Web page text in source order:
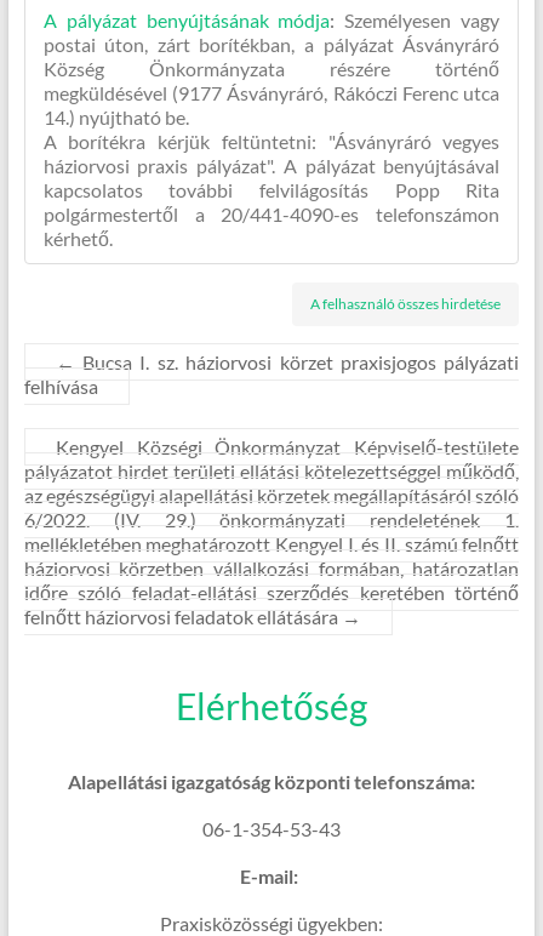
A pályázat benyújtásának módja:Személyesen vagy
postai úton, zárt borítékban, a pályázat Ásványráró
Község Önkormányzata részére történő
megküldésével (9177 Ásványráró, Rákóczi Ferenc utca
14.) nyújtható be.
A borítékra kérjük feltüntetni: "Ásványráró vegyes
háziorvosi praxis pályázat". A pályázat benyújtásával
kapcsolatos további felvilágosítás Popp Rita
polgármestertől a 20/441-4090-es telefonszámon
kérhető.
A felhasználó összes hirdetése
← Bucsa I. sz. háziorvosi körzet praxisjogos pályázati
felhívása
Kengyel Községi Önkormányzat Képviselő-testülete
pályázatot hirdet területi ellátási kötelezettséggel működő,
az egészségügyi alapellátási körzetek megállapításáról szóló
6/2022. (IV. 29.) önkormányzati rendeletének 1.
mellékletében meghatározott Kengyel I. és II. számú felnőtt
háziorvosi körzetben vállalkozási formában, határozatlan
időre szóló feladat-ellátási szerződés keretében történő
felnőtt háziorvosi feladatok ellátására →
Elérhetőség
Alapellátási igazgatóság központi telefonszáma:
06-1-354-53-43
E-mail:
Praxisközösségi ügyekben: